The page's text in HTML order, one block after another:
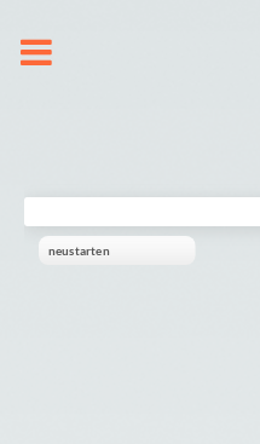
neustarten